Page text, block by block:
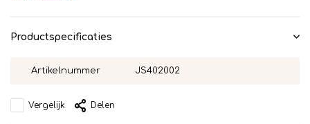
Productspecificaties
Artikelnummer JS402002
Vergelijk Delen